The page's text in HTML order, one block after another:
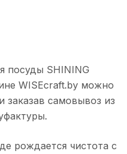
посуды SHINING
WISEcraft.by можно
заказав самовывоз из
рождается чистота с